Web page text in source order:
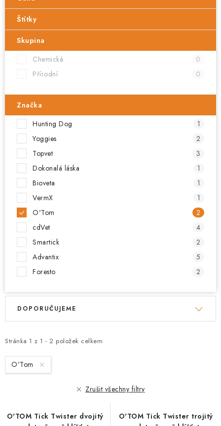
Štítky
Skupina
Chemická
0
Přírodní
0
Značka
Hunting Dog
1
Yoggies
2
Topvet
3
Dokonalá láska
1
Bioveta
1
VermX
1
O'Tom
2
cdVet
4
Smartick
2
Advantix
5
Foresto
2
V
i
s
p
d
Stránka 1 z 1 - 2 položek celkem
Ř
e
n
í
o
DOPORUČUJEME
O'Tom
Zrušit všechny filtry
O'TOM Tick Twister dvojitý
O'TOM Tick Twister trojitý